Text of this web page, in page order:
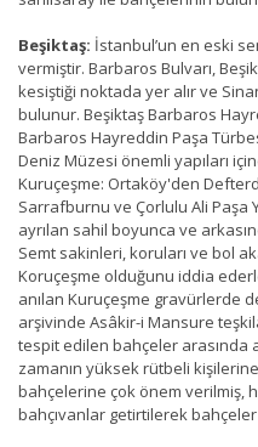
Beşiktaş: İstanbul’un en eski
vermiştir. Barbaros Bulvarı,
kesiştiği noktada yer alır ve
bulunur. Beşiktaş Barbaros
Barbaros Hayreddin Paşa
Deniz Müzesi önemli yapıları
Kuruçeşme: Ortaköy'den
Sarrafburnu ve Çorlulu Ali Paşa
ayrılan sahil boyunca ve
Semt sakinleri, koruları ve bol
Koruçeşme olduğunu iddia
anılan Kuruçeşme gravürlerde
arşivinde Asâkir-i Mansure
tespit edilen bahçeler arasında
zamanın yüksek rütbeli
bahçelerine çok önem verilmiş,
bahçıvanlar getirtilerek